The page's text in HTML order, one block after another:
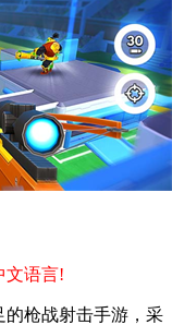
文语言!
的枪战射击手游，采